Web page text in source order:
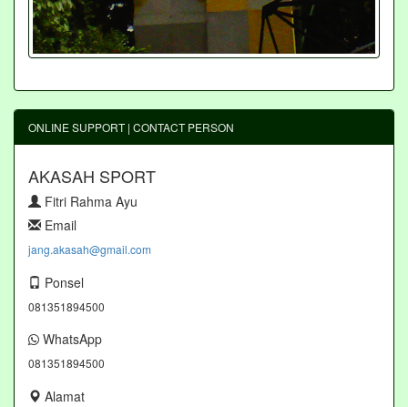
ONLINE SUPPORT | CONTACT PERSON
AKASAH SPORT
Fitri Rahma Ayu
Email
jang.akasah@gmail.com
Ponsel
081351894500
WhatsApp
081351894500
Alamat